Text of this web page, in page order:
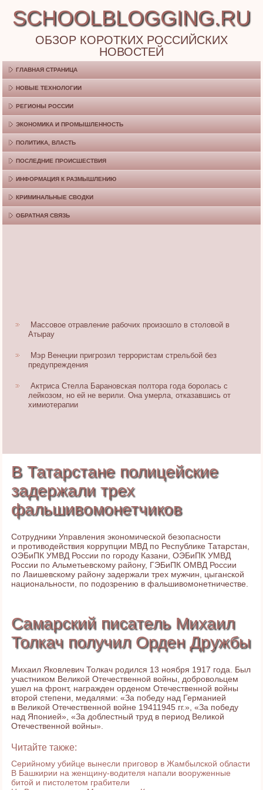
SCHOOLBLOGGING.RU
ОБЗОР КОРОТКИХ РОССИЙСКИХ
НОВОСТЕЙ
ГЛАВНАЯ СТРАНИЦА
НОВЫЕ ТЕХНОЛОГИИ
РЕГИОНЫ РОССИИ
ЭКОНОМИКА И ПРОМЫШЛЕННОСТЬ
ПОЛИТИКА, ВЛАСТЬ
ПОСЛЕДНИЕ ПРОИСШЕСТВИЯ
ИНФОРМАЦИЯ К РАЗМЫШЛЕНИЮ
КРИМИНАЛЬНЫЕ СВОДКИ
ОБРАТНАЯ СВЯЗЬ
Массовое отравление рабочих произошло в столовой в
Атырау
Мэр Венеции пригрозил террористам стрельбой без
предупреждения
Актриса Стелла Барановская полтора года боролась с
лейкозом, но ей не верили. Она умерла, отказавшись от
химиотерапии
В Татарстане полицейские
задержали трех
фальшивомонетчиков
Сотрудники Управления экономической безопасности
и противодействия коррупции МВД по Республике Татарстан,
ОЭБиПК УМВД России по городу Казани, ОЭБиПК УМВД
России по Альметьевскому району, ГЭБиПК ОМВД России
по Лаишевскому району задержали трех мужчин, цыганской
национальности, по подозрению в фальшивомонетничестве.
Самарский писатель Михаил
Толкач получил Орден Дружбы
Михаил Яковлевич Толкач родился 13 ноября 1917 года. Был
участником Великой Отечественной войны, добровольцем
ушел на фронт, награжден орденом Отечественной войны
второй степени, медалями: «За победу над Германией
в Великой Отечественной войне 19411945 гг.», «За победу
над Японией», «За доблестный труд в период Великой
Отечественной войны».
Читайте также:
Cерийному убийце вынесли приговор в Жамбылской области
В Башкирии на женщину-водителя напали вооруженные
битой и пистолетом грабители